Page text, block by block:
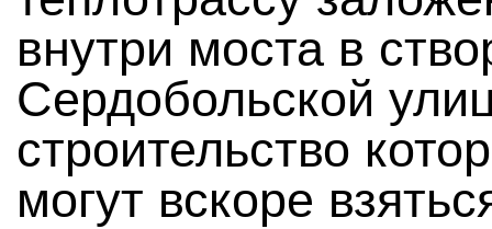
внутри моста в
Сердобольской
строительство
могут вскоре